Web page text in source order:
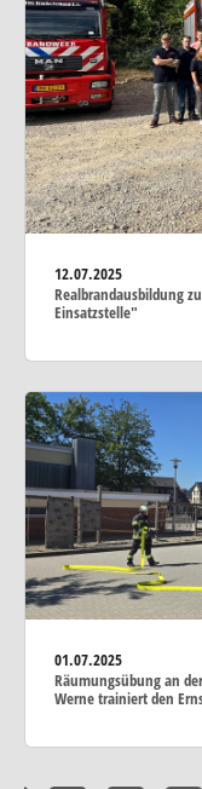
12.07.2025
Realbrandausbildung
Einsatzstelle"
01.07.2025
Räumungsübung an
Werne trainiert den